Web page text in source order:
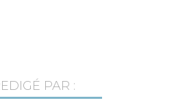
PAR :